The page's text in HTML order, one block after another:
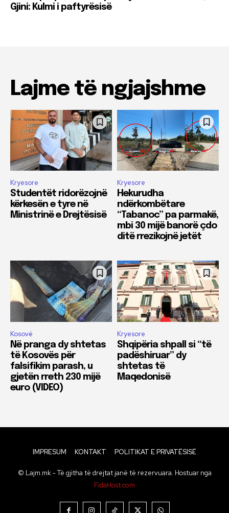
Gjini: Kulmi i paftyrësisë
Lajme të ngjajshme
Kryesore
Studentët ridorëzojnë
kërkesën e tyre në
Ministrinë e Drejtësisë
Kryesore
Hekurudha
ndërkombëtare
“Tabanoc” pa parmakë,
mbi 30 mijë banorë çdo
ditë rrezikojnë jetët
Kosovë
Në pranga dy shtetas
të Kosovës për
falsifikim parash, u
gjetën rreth 230 mijë
euro (VIDEO)
Kryesore
Shqipëria shpall si “të
padëshiruar” dy
shtetas të
Maqedonisë
IMPRESUM KONTAKT POLITIKAT E PRIVATËSISË
© Lajm.mk - Të gjitha të drejtat janë të rezervuara. Hostuar nga
FidaHost.com